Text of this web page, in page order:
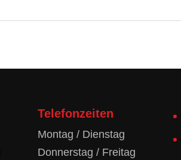
Telefonzeiten
Montag / Dienstag
Donnerstag / Freitag